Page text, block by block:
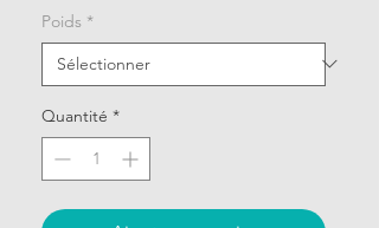
Poids *
Quantité *